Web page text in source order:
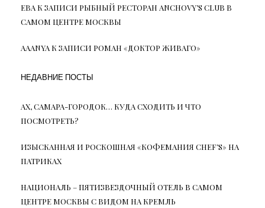
ЕВАК ЗАПИСИ РЫБНЫЙ РЕСТОРАН ANCHOVY’S CLUB В
САМОМ ЦЕНТРЕ МОСКВЫ
AAANYAК ЗАПИСИ РОМАН «ДОКТОР ЖИВАГО»
НЕДАВНИЕ ПОСТЫ
АХ, САМАРА-ГОРОДОК… КУДА СХОДИТЬ И ЧТО
ПОСМОТРЕТЬ?
ИЗЫСКАННАЯ И РОСКОШНАЯ «КОФЕМАНИЯ CHEF’S» НА
ПАТРИКАХ
НАЦИОНАЛЬ – ПЯТИЗВЕЗДОЧНЫЙ ОТЕЛЬ В САМОМ
ЦЕНТРЕ МОСКВЫ С ВИДОМ НА КРЕМЛЬ